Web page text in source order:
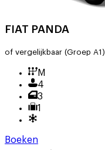
FIAT PANDA
of vergelijkbaar (Groep A1)
M
4
3
1
Boeken